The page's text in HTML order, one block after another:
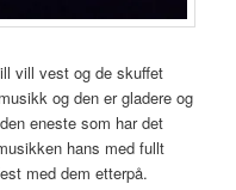
vill vest og de skuffet
og den er gladere og
eneste som har det
hans med fullt
med dem etterpå.